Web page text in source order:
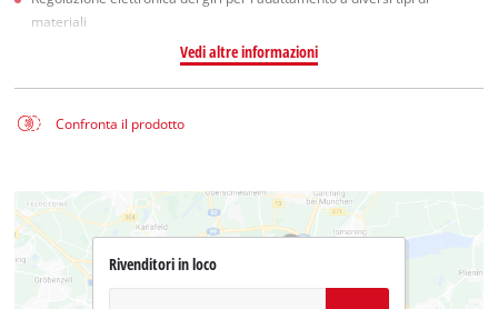
materiali
Vedi altre informazioni
Confronta il prodotto
Rivenditori in loco